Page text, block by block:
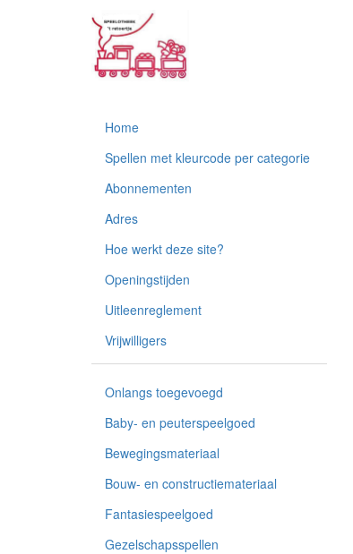
Home
Spellen met kleurcode per categorie
Abonnementen
Adres
Hoe werkt deze site?
Openingstijden
Uitleenreglement
Vrijwilligers
Onlangs toegevoegd
Baby- en peuterspeelgoed
Bewegingsmateriaal
Bouw- en constructiemateriaal
Fantasiespeelgoed
Gezelschapsspellen